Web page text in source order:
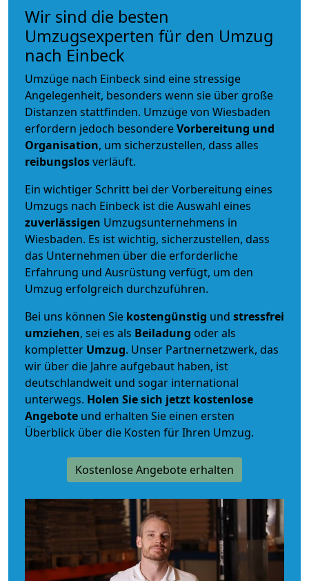
Wir sind die besten
Umzugsexperten für den Umzug
nach Einbeck
Umzüge nach Einbeck sind eine stressige
Angelegenheit, besonders wenn sie über große
Distanzen stattfinden. Umzüge von Wiesbaden
erfordern jedoch besondereVorbereitung und
Organisation, um sicherzustellen, dass alles
reibungslosverläuft.
Ein wichtiger Schritt bei der Vorbereitung eines
Umzugs nach Einbeck ist die Auswahl eines
zuverlässigen Umzugsunternehmens in
Wiesbaden. Es ist wichtig, sicherzustellen, dass
das Unternehmen über die erforderliche
Erfahrung und Ausrüstung verfügt, um den
Umzug erfolgreich durchzuführen.
Bei uns können Sie kostengünstig und stressfrei
umziehen, sei es als Beiladung oder als
kompletter Umzug. Unser Partnernetzwerk, das
wir über die Jahre aufgebaut haben, ist
deutschlandweit und sogar international
unterwegs. Holen Sie sich jetzt kostenlose
Angebote und erhalten Sie einen ersten
Überblick über die Kosten für Ihren Umzug.
Kostenlose Angebote erhalten